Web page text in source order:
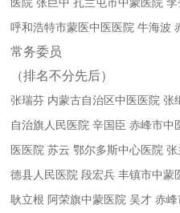
医院 张巨中 扎兰屯市中蒙医院 李
呼和浩特市蒙医中医医院 牛海波
常务委员
（排名不分先后）
张瑞芬 内蒙古自治区中医医院 张
自治旗人民医院 辛国臣 赤峰市中
医医院 苏云 鄂尔多斯中心医院 张
德县人民医院 段宏兵 丰镇市中蒙
耿立根 阿荣旗中蒙医院 吴才 赤